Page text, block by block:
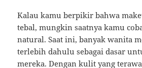
Kalau kamu berpikir bahwa
tebal, mungkin saatnya kamu
natural. Saat ini, banyak wanita
terlebih dahulu sebagai dasar
mereka. Dengan kulit yang